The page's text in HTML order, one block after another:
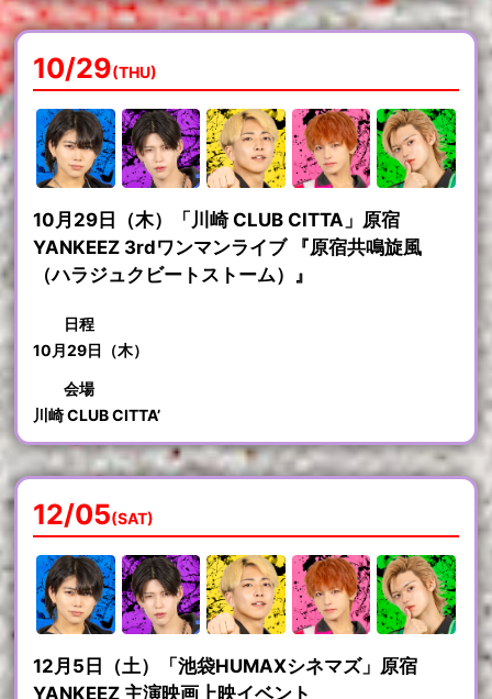
10/29(THU)
10月29日（木）「川崎 CLUB CITTA」原宿
YANKEEZ 3rdワンマンライブ 『原宿共鳴旋風
（ハラジュクビートストーム）』
日程
10月29日（木）
会場
川崎 CLUB CITTA’
12/05(SAT)
12月5日（土）「池袋HUMAXシネマズ」原宿
YANKEEZ 主演映画上映イベント